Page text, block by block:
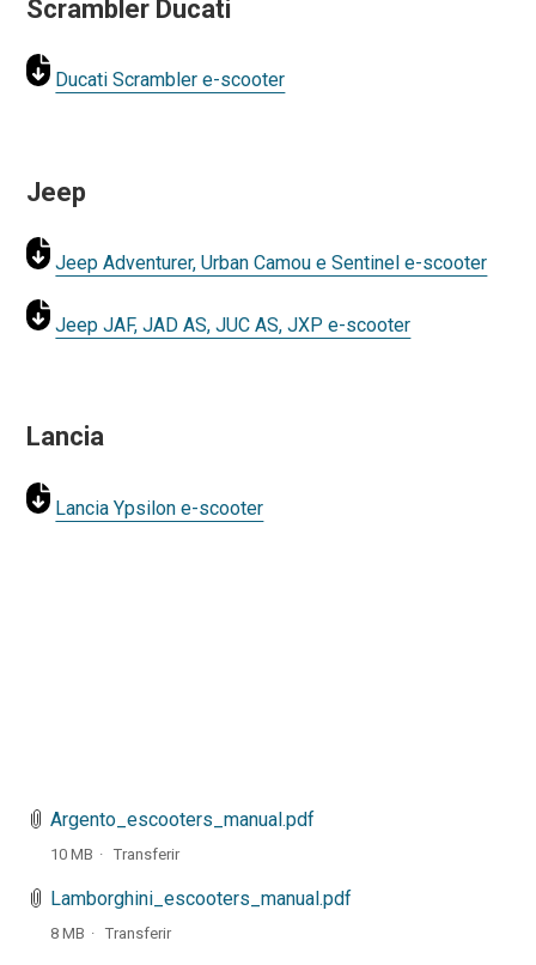
Scrambler Ducati
Ducati Scrambler e-scooter
Jeep
Jeep Adventurer, Urban Camou e Sentinel e-scooter
Jeep JAF, JAD AS, JUC AS, JXP e-scooter
Lancia
Lancia Ypsilon e-scooter
Argento_escooters_manual.pdf
10 MB Transferir
Lamborghini_escooters_manual.pdf
8 MB Transferir